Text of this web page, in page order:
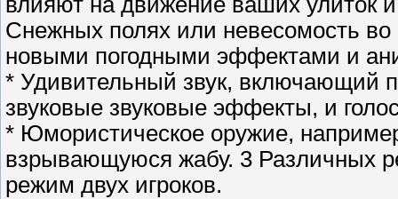
Снежных полях или невесомость
новыми погодными эффектами и
* Удивительный звук, включающий
звуковые звуковые эффекты, и
* Юмористическое оружие,
взрывающуюся жабу. 3 Различных
режим двух игроков.